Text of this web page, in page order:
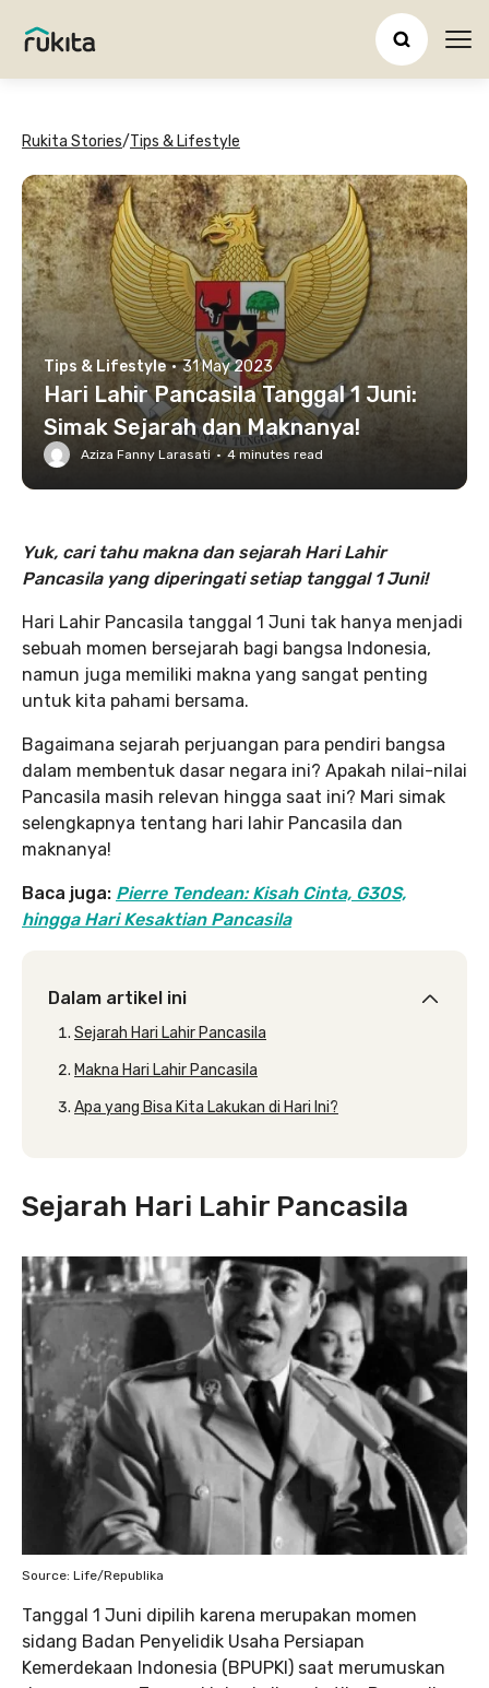
Rukita Stories/Tips & Lifestyle
Tips & Lifestyle · 31 May 2023
Hari Lahir Pancasila Tanggal 1 Juni:
Simak Sejarah dan Maknanya!
Aziza Fanny Larasati · 4 minutes read
Yuk, cari tahu makna dan sejarah Hari Lahir
Pancasila yang diperingati setiap tanggal 1 Juni!
Hari Lahir Pancasila tanggal 1 Juni tak hanya menjadi
sebuah momen bersejarah bagi bangsa Indonesia,
namun juga memiliki makna yang sangat penting
untuk kita pahami bersama.
Bagaimana sejarah perjuangan para pendiri bangsa
dalam membentuk dasar negara ini? Apakah nilai-nilai
Pancasila masih relevan hingga saat ini? Mari simak
selengkapnya tentang hari lahir Pancasila dan
maknanya!
Baca juga: Pierre Tendean: Kisah Cinta, G30S,
hingga Hari Kesaktian Pancasila
Dalam artikel ini
Sejarah Hari Lahir Pancasila
Makna Hari Lahir Pancasila
Apa yang Bisa Kita Lakukan di Hari Ini?
Sejarah Hari Lahir Pancasila
Source: Life/Republika
Tanggal 1 Juni dipilih karena merupakan momen
sidang Badan Penyelidik Usaha Persiapan
Kemerdekaan Indonesia (BPUPKI) saat merumuskan